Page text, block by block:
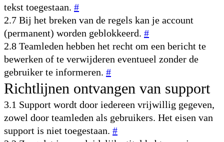
tekst toegestaan. #
2.7 Bij het breken van de regels kan je account
(permanent) worden geblokkeerd. #
2.8 Teamleden hebben het recht om een bericht te
bewerken of te verwijderen eventueel zonder de
gebruiker te informeren. #
Richtlijnen ontvangen van support
3.1 Support wordt door iedereen vrijwillig gegeven,
zowel door teamleden als gebruikers. Het eisen van
support is niet toegestaan. #